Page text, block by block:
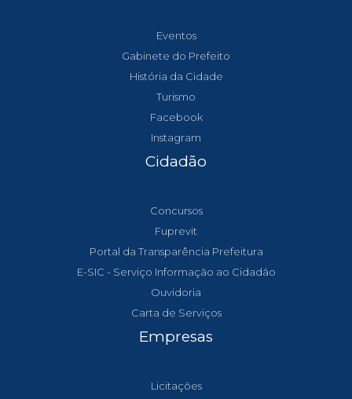
Eventos
Gabinete do Prefeito
História da Cidade
Turismo
Facebook
Instagram
Cidadão
Concursos
Fuprevit
Portal da Transparência Prefeitura
E-SIC - Serviço Informação ao Cidadão
Ouvidoria
Carta de Serviços
Empresas
Licitações